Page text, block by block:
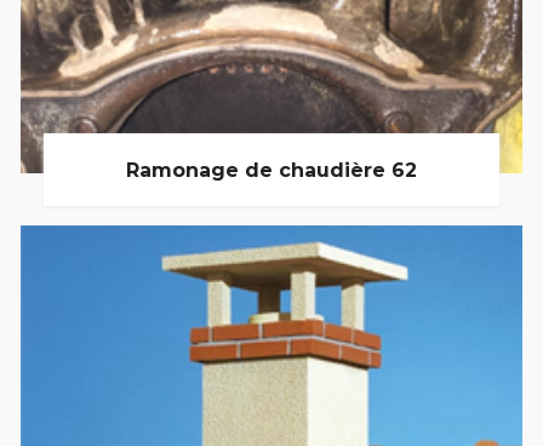
Ramonage de chaudière 62